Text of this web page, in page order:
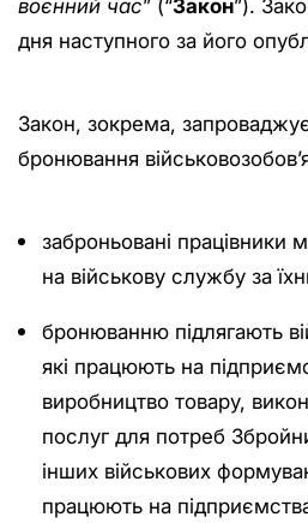
воєнний час” (“Закон”).
дня наступного за його
Закон, зокрема,
бронювання
заброньовані працівники
на військову службу за
бронюванню підлягають
які працюють на
виробництво товару,
послуг для потреб
інших військових
працюють на